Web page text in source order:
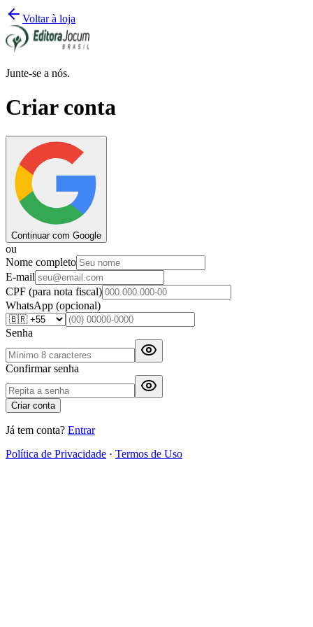
Voltar à loja
Junte-se a nós.
Criar conta
Continuar com Google
ou
Nome completo
E-mail
CPF (para nota fiscal)
WhatsApp (opcional)
Senha
Confirmar senha
Criar conta
Já tem conta? Entrar
Política de Privacidade · Termos de Uso